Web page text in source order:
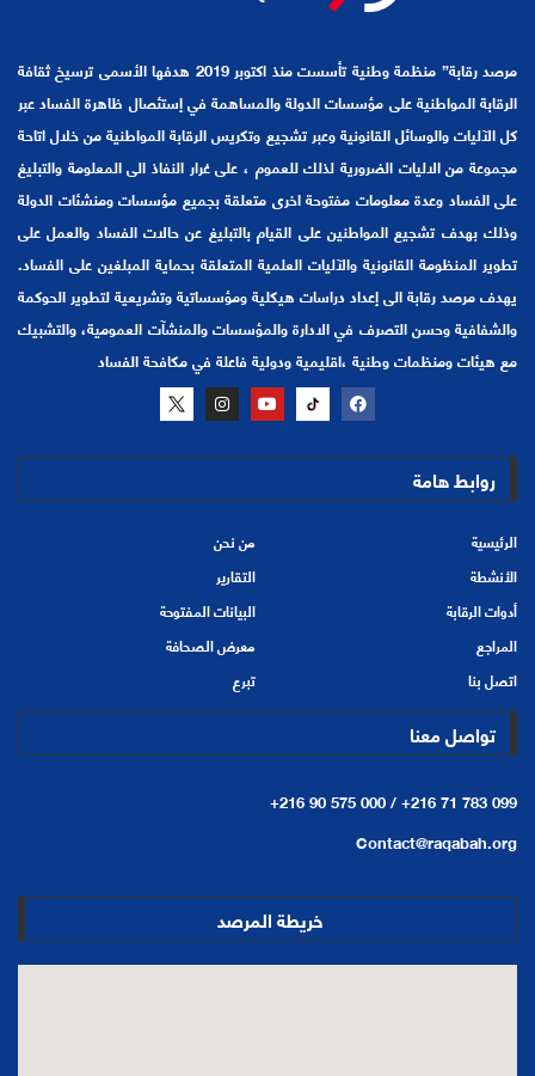
مرصد رقابة” منظمة وطنية تأسست منذ اكتوبر 2019 هدفها الأسمى ترسيخ ثقافة
الرقابة المواطنية على مؤسسات الدولة والمساهمة في إستئصال ظاهرة الفساد عبر
كل الآليات والوسائل القانونية وعبر تشجيع وتكريس الرقابة المواطنية من خلال اتاحة
مجموعة من الاليات الضرورية لذلك للعموم ، على غرار النفاذ الى المعلومة والتبليغ
على الفساد وعدة معلومات مفتوحة اخرى متعلقة بجميع مؤسسات ومنشئات الدولة
وذلك بهدف تشجيع المواطنين على القيام بالتبليغ عن حالات الفساد والعمل على
تطوير المنظومة القانونية والآليات العلمية المتعلقة بحماية المبلغين على الفساد.
يهدف مرصد رقابة الى إعداد دراسات هيكلية ومؤسساتية وتشريعية لتطوير الحوكمة
والشفافية وحسن التصرف في الادارة والمؤسسات والمنشآت العمومية، والتشبيك
مع هيئات ومنظمات وطنية ،اقليمية ودولية فاعلة في مكافحة الفساد
روابط هامة
الرئيسية
من نحن
الأنشطة
التقارير
أدوات الرقابة
البيانات المفتوحة
المراجع
معرض الصحافة
اتصل بنا
تبرع
تواصل معنا
+216 90 575 000 /+216 71 783 099
Contact@raqabah.org
خريطة المرصد